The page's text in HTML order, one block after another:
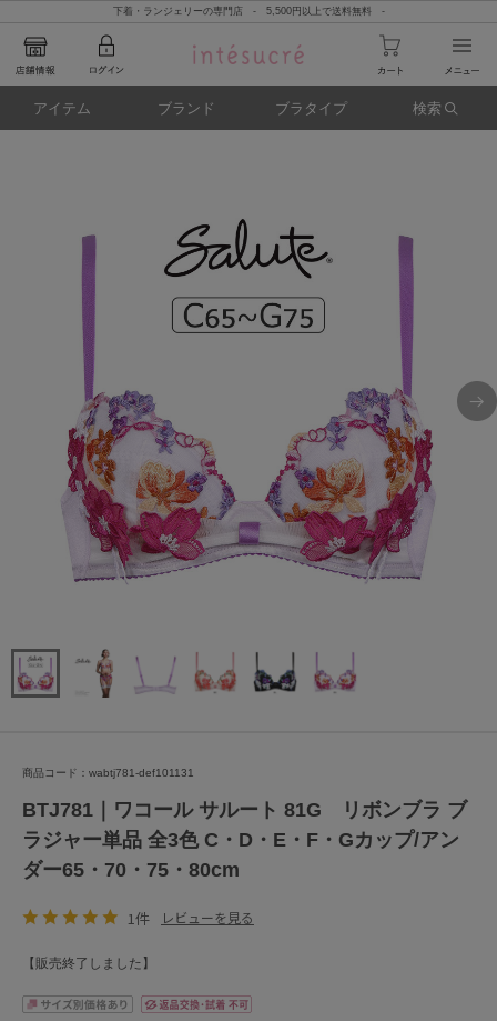
下着・ランジェリーの専門店 - 5,500円以上で送料無料 -
アイテム ブランド ブラタイプ 検索
商品コード：wabtj781-def101131
BTJ781｜ワコール サルート 81G リボンブラ ブ
ラジャー単品 全3色 C・D・E・F・Gカップ/アン
ダー65・70・75・80cm
1件 レビューを見る
【販売終了しました】